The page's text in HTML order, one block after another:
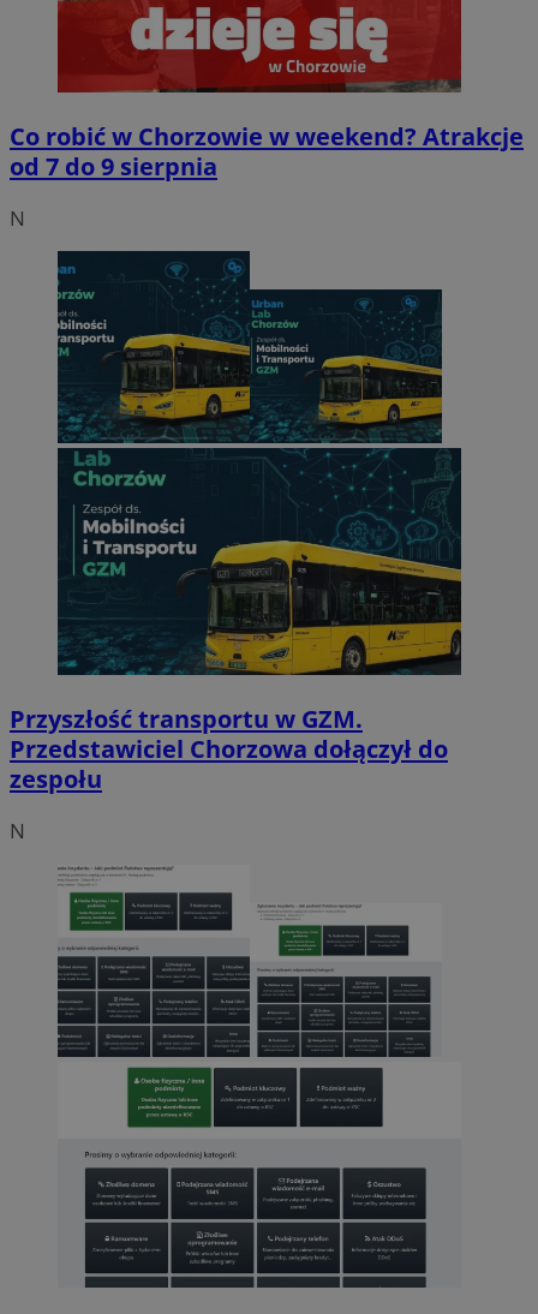
Co robić w Chorzowie w weekend? Atrakcje
od 7 do 9 sierpnia
N
Przyszłość transportu w GZM.
Przedstawiciel Chorzowa dołączył do
zespołu
N